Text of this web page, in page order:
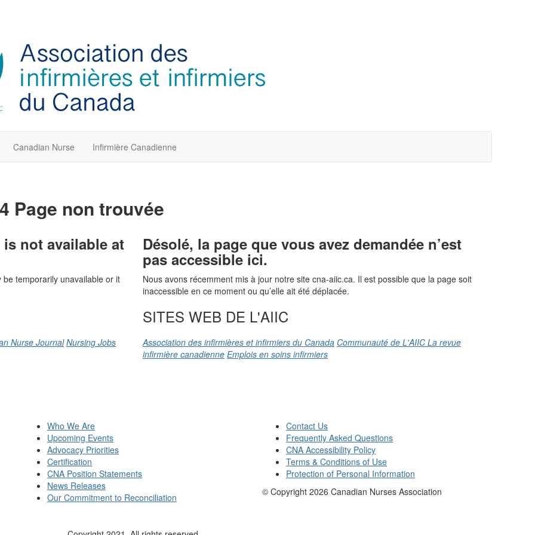
Canadian Nurse Infirmière Canadienne
Page non trouvée
not available at
temporarily unavailable or it
Nurse Journal Nursing Jobs
Désolé, la page que vous avez demandée n’est
pas accessible ici.
Nous avons récemment mis à jour notre site cna-aiic.ca. Il est possible que la page soit
inaccessible en ce moment ou qu’elle ait été déplacée.
SITES WEB DE L'AIIC
Association des infirmières et infirmiers du Canada Communauté de L'AIIC La revue
infirmière canadienne Emplois en soins infirmiers
Who We Are
Upcoming Events
Advocacy Priorities
Certification
CNA Position Statements
News Releases
Our Commitment to Reconciliation
Contact Us
Frequently Asked Questions
CNA Accessibility Policy
Terms & Conditions of Use
Protection of Personal Information
© Copyright 2026 Canadian Nurses Association